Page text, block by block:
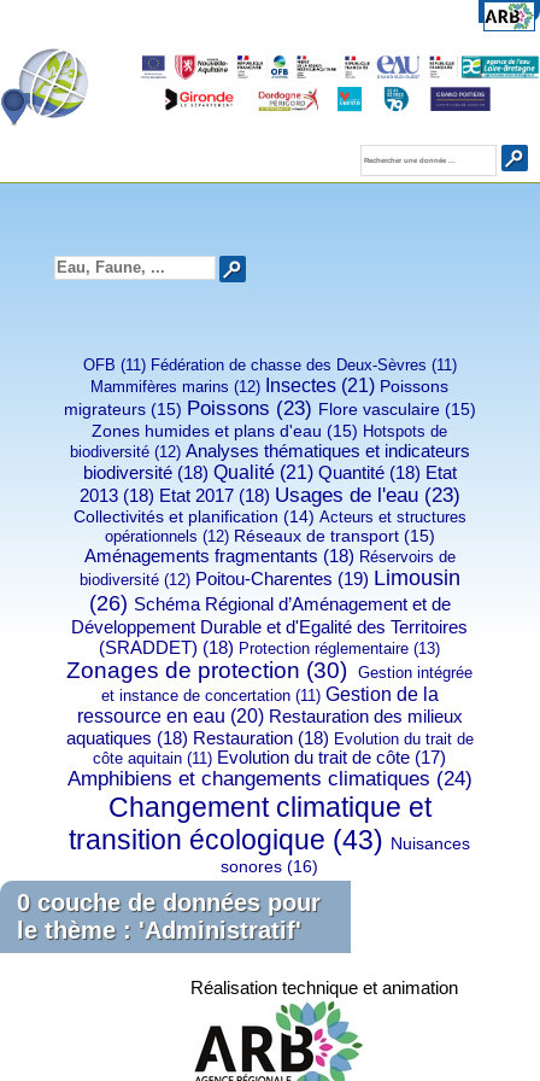
OFB (11) Fédération de chasse des Deux-Sèvres (11)
Mammifères marins (12) Insectes (21) Poissons
migrateurs (15) Poissons (23) Flore vasculaire (15)
Zones humides et plans d'eau (15) Hotspots de
biodiversité (12) Analyses thématiques et indicateurs
biodiversité (18) Qualité (21) Quantité (18) Etat
2013 (18) Etat 2017 (18) Usages de l'eau (23)
Collectivités et planification (14) Acteurs et structures
opérationnels (12) Réseaux de transport (15)
Aménagements fragmentants (18) Réservoirs de
biodiversité (12) Poitou-Charentes (19) Limousin
(26) Schéma Régional d’Aménagement et de
Développement Durable et d'Egalité des Territoires
(SRADDET) (18) Protection réglementaire (13)
Zonages de protection (30) Gestion intégrée
et instance de concertation (11) Gestion de la
ressource en eau (20) Restauration des milieux
aquatiques (18) Restauration (18) Evolution du trait de
côte aquitain (11) Evolution du trait de côte (17)
Amphibiens et changements climatiques (24)
Changement climatique et
transition écologique (43) Nuisances
sonores (16)
0 couche de données pour
le thème : 'Administratif'
Réalisation technique et animation